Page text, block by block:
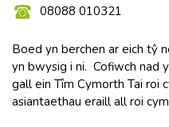
08088 010321
Boed yn berchen ar eich tŷ
yn bwysig i ni. Cofiwch nad
gall ein Tîm Cymorth Tai roi
asiantaethau eraill all roi